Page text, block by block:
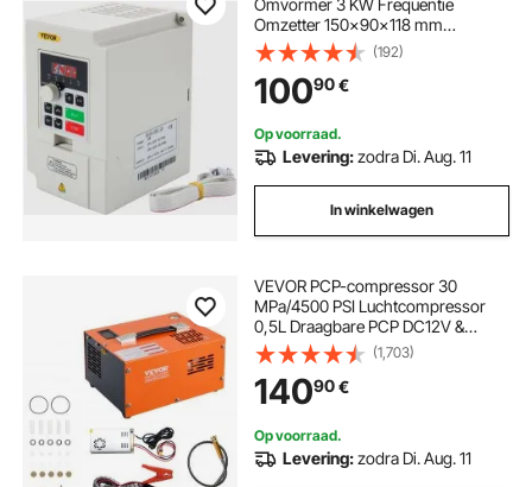
Omvormer 3 KW Frequentie
Omzetter 150x90x118 mm
Driefasige Frequentieomvormer
van ABS-vlamvertragend Materiaal
met Meerdere Bescherming voor
Extruders Mixers Snijmachines
(192)
10090€
Op voorraad.
Levering:zodra Di. Aug. 11
In winkelwagen
VEVOR PCP-compressor 30
MPa/4500 PSI Luchtcompressor
0,5L Draagbare PCP DC12V &
AC115V Compressor 25 min.
bedrijfscyclus Luchtpomp Hoge
prestatie-omvormer
Hogedrukpomp Luchtgeweer
(1,703)
14090€
Op voorraad.
Levering:zodra Di. Aug. 11